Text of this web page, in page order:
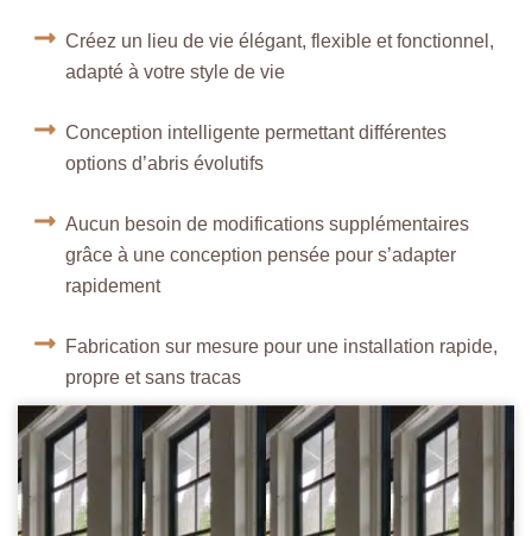
Créez un lieu de vie élégant, flexible et fonctionnel,
adapté à votre style de vie
Conception intelligente permettant différentes
options d’abris évolutifs
Aucun besoin de modifications supplémentaires
grâce à une conception pensée pour s’adapter
rapidement
Fabrication sur mesure pour une installation rapide,
propre et sans tracas